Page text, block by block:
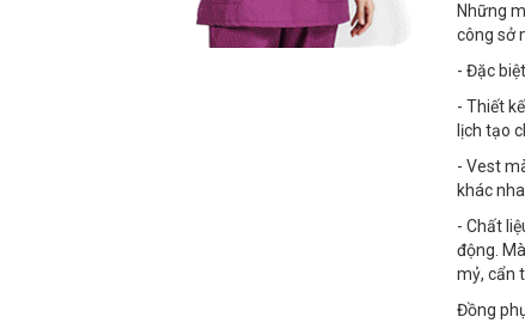
Những
công sở
- Đặc
- Thiết
lịch tạo
- Vest
khác
- Chất
động.
mỷ, cẩn
Đồng